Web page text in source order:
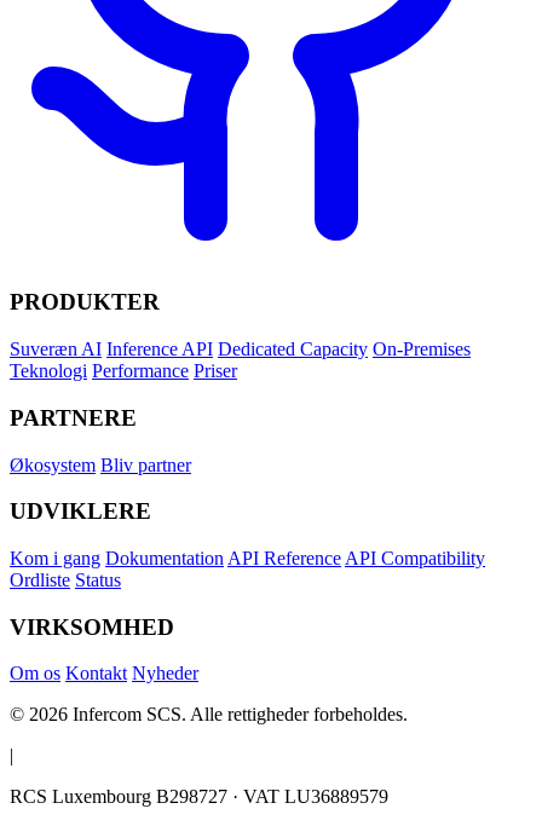
PRODUKTER
Suveræn AI Inference API Dedicated Capacity On-Premises
Teknologi Performance Priser
PARTNERE
Økosystem Bliv partner
UDVIKLERE
Kom i gang Dokumentation API Reference API Compatibility
Ordliste Status
VIRKSOMHED
Om os Kontakt Nyheder
© 2026 Infercom SCS. Alle rettigheder forbeholdes.
|
RCS Luxembourg B298727 · VAT LU36889579